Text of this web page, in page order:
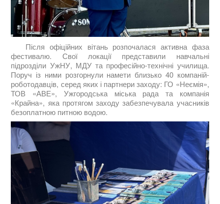
Після офіційних вітань розпочалася активна фаза
фестивалю. Свої локації представили навчальні
підрозділи УжНУ, МДУ та професійно-технічні училища.
Поруч із ними розгорнули намети близько 40 компаній-
роботодавців, серед яких і партнери заходу: ГО «Неємія»,
ТОВ «АВЕ», Ужгородська міська рада та компанія
«Крайна», яка протягом заходу забезпечувала учасників
безоплатною питною водою.